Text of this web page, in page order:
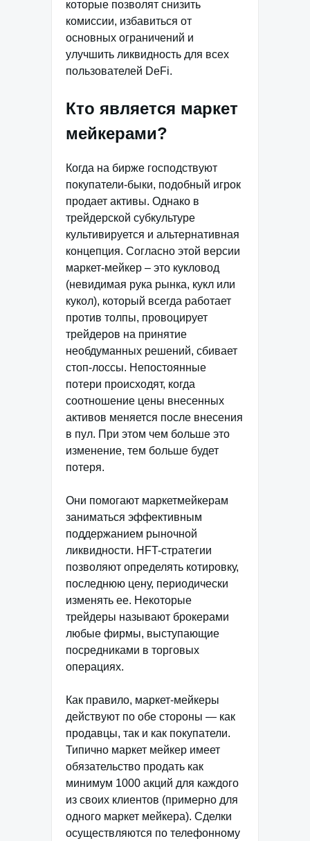
которые позволят снизить
комиссии, избавиться от
основных ограничений и
улучшить ликвидность для всех
пользователей DeFi.
Кто является маркет
мейкерами?
Когда на бирже господствуют
покупатели-быки, подобный игрок
продает активы. Однако в
трейдерской субкультуре
культивируется и альтернативная
концепция. Согласно этой версии
маркет-мейкер – это кукловод
(невидимая рука рынка, кукл или
кукол), который всегда работает
против толпы, провоцирует
трейдеров на принятие
необдуманных решений, сбивает
стоп-лоссы. Непостоянные
потери происходят, когда
соотношение цены внесенных
активов меняется после внесения
в пул. При этом чем больше это
изменение, тем больше будет
потеря.
Они помогают маркетмейкерам
заниматься эффективным
поддержанием рыночной
ликвидности. HFT-стратегии
позволяют определять котировку,
последнюю цену, периодически
изменять ее. Некоторые
трейдеры называют брокерами
любые фирмы, выступающие
посредниками в торговых
операциях.
Как правило, маркет-мейкеры
действуют по обе стороны — как
продавцы, так и как покупатели.
Типично маркет мейкер имеет
обязательство продать как
минимум 1000 акций для каждого
из своих клиентов (примерно для
одного маркет мейкера). Сделки
осуществляются по телефонному